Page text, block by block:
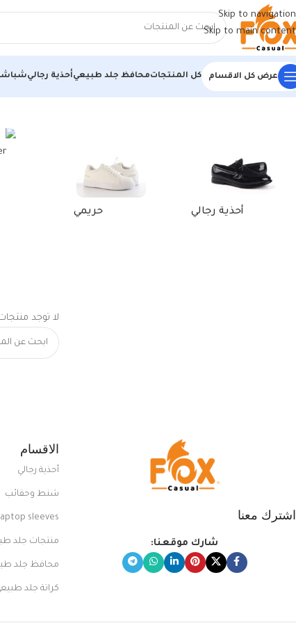
Skip to navigation
Skip to main content
عرض كل الاقسام كل المنتجاتمحافظ جلد طبيعيأحذية رجالي
الرئيسية/منتجات تحت الوسم “كوتش للخروجات اليومية بيجأسود
أحذية رجالي حريمي
لا توجد
اشترك معنا
شارك موقعنا:
الاقسام
أحذية رجالي
شنط وحقائب
sleeves
منتجات جلد
محافظ جلد
كراتة جلد